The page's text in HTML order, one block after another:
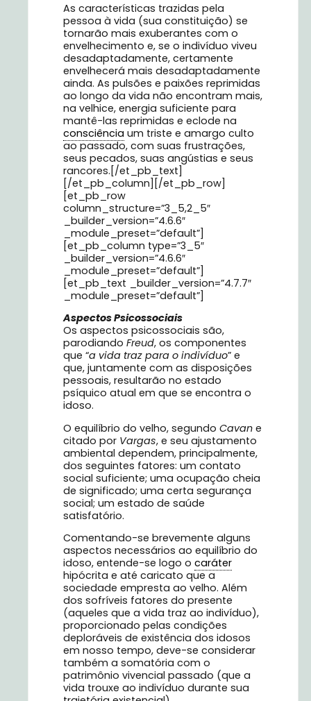
As características trazidas pela
pessoa à vida (sua constituição) se
tornarão mais exuberantes com o
envelhecimento e, se o indivíduo viveu
desadaptadamente, certamente
envelhecerá mais desadaptadamente
ainda. As pulsões e paixões reprimidas
ao longo da vida não encontram mais,
na velhice, energia suficiente para
mantê-las reprimidas e eclode na
consciência um triste e amargo culto
ao passado, com suas frustrações,
seus pecados, suas angústias e seus
rancores.[/et_pb_text]
[/et_pb_column][/et_pb_row]
[et_pb_row
column_structure=”3_5,2_5″
_builder_version=”4.6.6″
_module_preset=”default”]
[et_pb_column type=”3_5″
_builder_version=”4.6.6″
_module_preset=”default”]
[et_pb_text _builder_version=”4.7.7″
_module_preset=”default”]
Aspectos Psicossociais
Os aspectos psicossociais são,
parodiando Freud, os componentes
que “a vida traz para o indivíduo” e
que, juntamente com as disposições
pessoais, resultarão no estado
psíquico atual em que se encontra o
idoso.
O equilíbrio do velho, segundo Cavan e
citado por Vargas, e seu ajustamento
ambiental dependem, principalmente,
dos seguintes fatores: um contato
social suficiente; uma ocupação cheia
de significado; uma certa segurança
social; um estado de saúde
satisfatório.
Comentando-se brevemente alguns
aspectos necessários ao equilíbrio do
idoso, entende-se logo o caráter
hipócrita e até caricato que a
sociedade empresta ao velho. Além
dos sofríveis fatores do presente
(aqueles que a vida traz ao indivíduo),
proporcionado pelas condições
deploráveis de existência dos idosos
em nosso tempo, deve-se considerar
também a somatória com o
patrimônio vivencial passado (que a
vida trouxe ao indivíduo durante sua